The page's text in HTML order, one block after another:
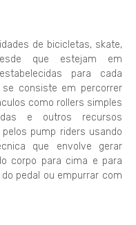
de bicicletas, skate,
que estejam em
para cada
consiste em percorrer
como rollers simples
e outros recursos
pump riders usando
que envolve gerar
corpo para cima e para
pedal ou empurrar com